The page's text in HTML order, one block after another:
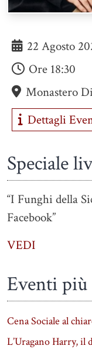
22 Agosto
Ore 18:30
Monastero
Dettagli
Speciale
“I Funghi della
Facebook”
VEDI
Eventi
Cena Sociale al
L’Uragano Harry, il